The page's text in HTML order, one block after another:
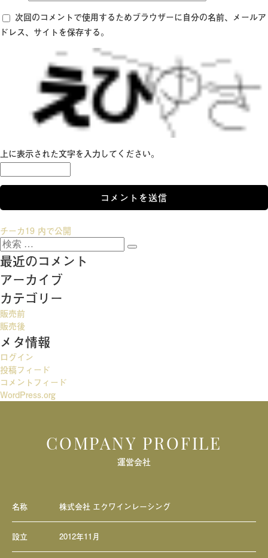
次回のコメントで使用するためブラウザーに自分の名前、メールア
ドレス、サイトを保存する。
上に表示された文字を入力してください。
投
稿
ナ
ビ
ゲ
ー
シ
ョ
ン
チーカ19 内で公開
検
索:
検
最近のコメント
アーカイブ
カテゴリー
販売前
販売後
メタ情報
ログイン
投稿フィード
コメントフィード
WordPress.org
COMPANY PROFILE
運営会社
名称 株式会社 エクワインレーシング
設立 2012年11月